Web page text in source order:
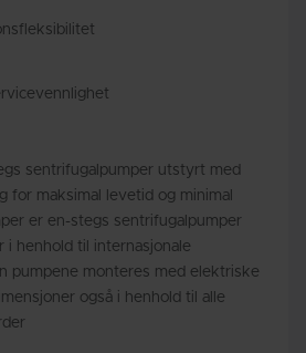
sentrifugalpumper utstyrt med
for maksimal levetid og minimal
er en-stegs sentrifugalpumper
i henhold til internasjonale
pumpene monteres med elektriske
også i henhold til alle